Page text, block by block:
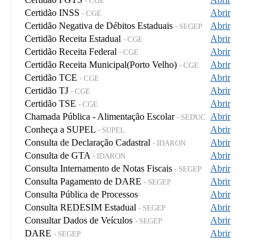
Certidão INSS - CGE
Abrir
Certidão Negativa de Débitos Estaduais - SEGEP
Abrir
Certidão Receita Estadual - CGE
Abrir
Certidão Receita Federal - CGE
Abrir
Certidão Receita Municipal(Porto Velho) - CGE
Abrir
Certidão TCE - CGE
Abrir
Certidão TJ - CGE
Abrir
Certidão TSE - CGE
Abrir
Chamada Pública - Alimentação Escolar - SEDUC
Abrir
Conheça a SUPEL - SUPEL
Abrir
Consulta de Declaração Cadastral - IDARON
Abrir
Consulta de GTA - IDARON
Abrir
Consulta Internamento de Notas Fiscais - SEGEP
Abrir
Consulta Pagamento de DARE - SEGEP
Abrir
Consulta Pública de Processos
Abrir
Consulta REDESIM Estadual - SEGEP
Abrir
Consultar Dados de Veículos - SEGEP
Abrir
DARE - SEGEP
Abrir